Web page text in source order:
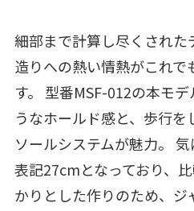
細部まで計算し尽くされた
造りへの熱い情熱がこれで
す。 型番MSF-012の本モ
うなホールド感と、歩行
ソールシステムが魅力。
表記27cmとなっており、
かりとした作りのため、